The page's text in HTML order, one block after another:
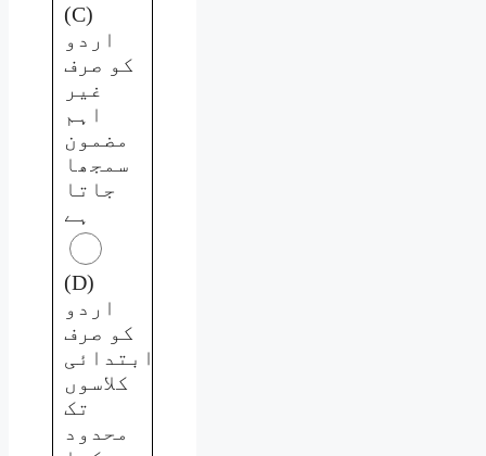
(C)
اردو
کو صرف
غیر
اہم
مضمون
سمجھا
جاتا
ہے
(D)
اردو
کو صرف
ابتدائی
کلاسوں
تک
محدود